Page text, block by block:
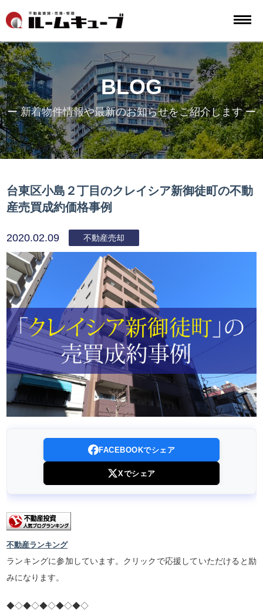
BLOG
ー 新着物件情報や最新のお知らせをご紹介します ー
台東区小島２丁目のクレイシア新御徒町の不動
産売買成約価格事例
2020.02.09 不動産売却
FACEBOOKでシェア
Xでシェア
不動産ランキング
ランキングに参加しています。クリックで応援していただけると励
みになります。
◆◇◆◇◆◇◆◇◆◇